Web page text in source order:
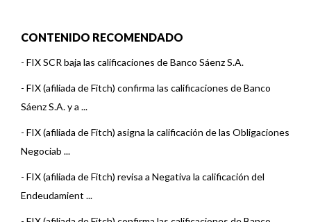
CONTENIDO RECOMENDADO
- FIX SCR baja las calificaciones de Banco Sáenz S.A.
- FIX (afiliada de Fitch) confirma las calificaciones de Banco
Sáenz S.A. y a ...
- FIX (afiliada de Fitch) asigna la calificación de las Obligaciones
Negociab ...
- FIX (afiliada de Fitch) revisa a Negativa la calificación del
Endeudamient ...